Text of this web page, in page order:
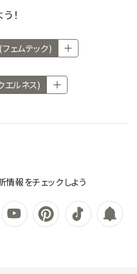
！
ェムテック)
ルネス)
情報をチェックしよう